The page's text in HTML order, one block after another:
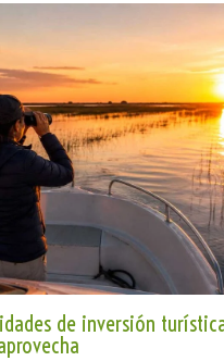
de inversión